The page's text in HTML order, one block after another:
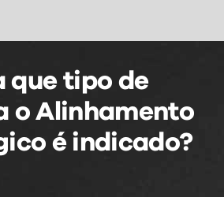
que tipo de
o Alinhamento
é indicado?